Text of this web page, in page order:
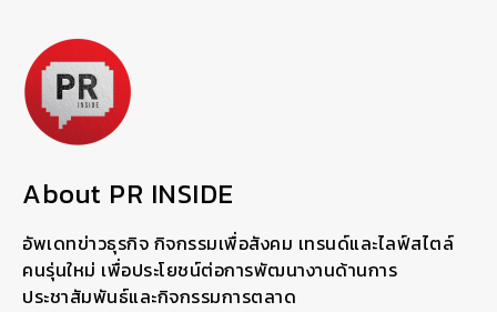
About PR INSIDE
อัพเดทข่าวธุรกิจ กิจกรรมเพื่อสังคม เทรนด์และไลฟ์สไตล์
คนรุ่นใหม่ เพื่อประโยชน์ต่อการพัฒนางานด้านการ
ประชาสัมพันธ์และกิจกรรมการตลาด